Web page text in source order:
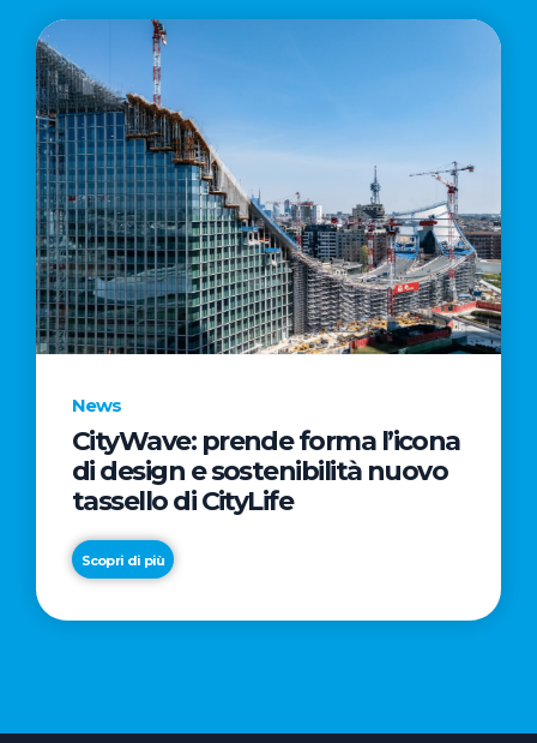
News
CityWave: prende forma l’icona
di design e sostenibilità nuovo
tassello di CityLife
Scopri di più
News
“Passione
il